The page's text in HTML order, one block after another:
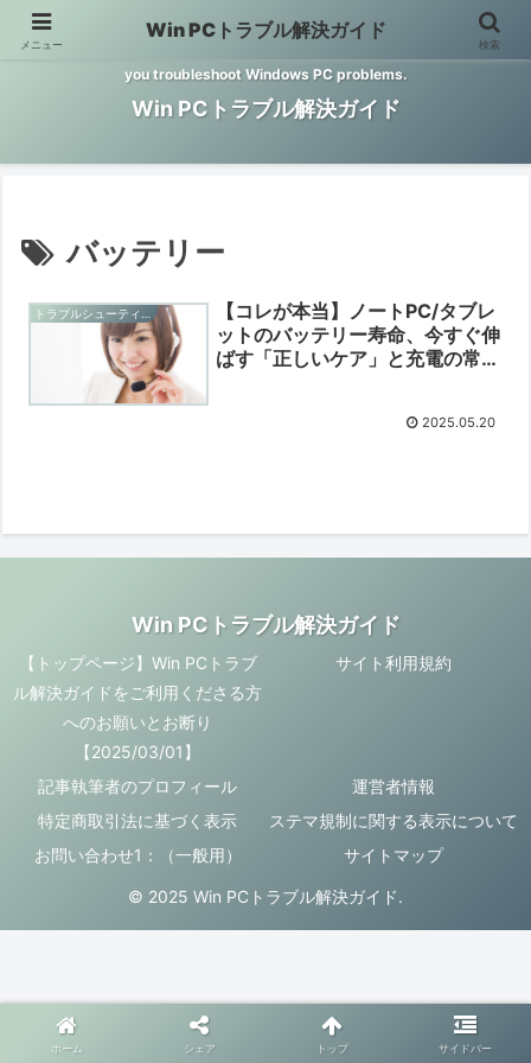
Windows PCのトラブル解決をお手伝いするサイトです。 This site helps
you troubleshoot Windows PC problems.
Win PCトラブル解決ガイド
バッテリー
【コレが本当】ノートPC/タブレ
ットのバッテリー寿命、今すぐ伸
ばす「正しいケア」と充電の常識
2025.05.20
Win PCトラブル解決ガイド
【トップページ】Win PCトラブ
ル解決ガイドをご利用くださる方
へのお願いとお断り
【2025/03/01】
サイト利用規約
記事執筆者のプロフィール
運営者情報
特定商取引法に基づく表示
ステマ規制に関する表示について
お問い合わせ1：（一般用）
サイトマップ
© 2025 Win PCトラブル解決ガイド.
メニュー
Win PCトラブル解決ガイド
検索
ホーム シェア トップ サイドバー